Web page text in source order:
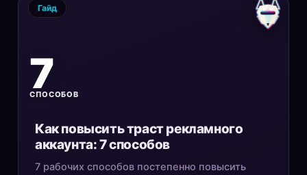
7
СПОСОБОВ
Гайд
Как повысить траст рекламного
аккаунта: 7 способов
7 рабочих способов постепенно повысить